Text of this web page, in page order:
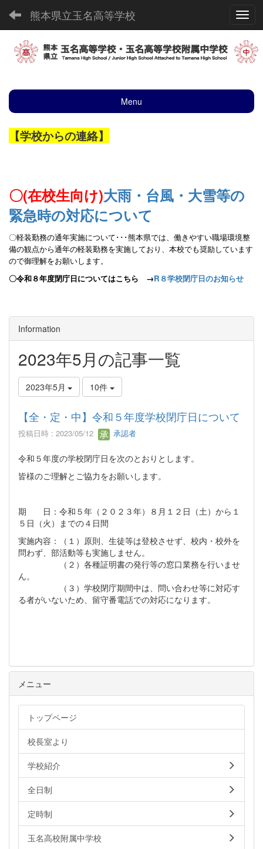
熊本県立玉名高等学校
Menu
【学校からの連絡】
〇(在校生向け)大雨・台風・大雪等の
緊急時の対応について
〇軽装勤務の通年実施について･･･熊本県では、働きやすい職場環境整
備の観点から通年の軽装勤務を実施しており、本校でも奨励しています
ので御理解をお願いします。
〇令和８年度閉庁日についてはこちら →R８学校閉庁日のお知らせ
Information
2023年5月の記事一覧
2023年5月 10件
【全・定・中】令和５年度学校閉庁日について
投稿日時 : 2023/05/12 承認者
令和５年度の学校閉庁日を次のとおりとします。
皆様のご理解とご協力をお願いします。
期 日：令和５年（２０２３年）８月１２日（土）から１
５日（火）までの４日間
実施内容：（１）原則、生徒等は登校させず、校内・校外を
問わず、部活動等も実施しません。
（２）各種証明書の発行等の窓口業務を行いませ
ん。
（３）学校閉庁期間中は、問い合わせ等に対応す
る者がいないため、留守番電話での対応になります。
メニュー
トップページ
校長室より
学校紹介
全日制
定時制
玉名高校附属中学校